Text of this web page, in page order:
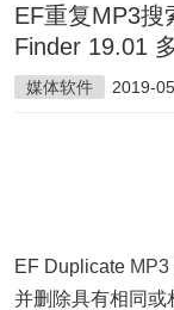
EF重复MP3搜
Finder 19.01
媒体软件 2019-
EF Duplicate MP3
并删除具有相同或